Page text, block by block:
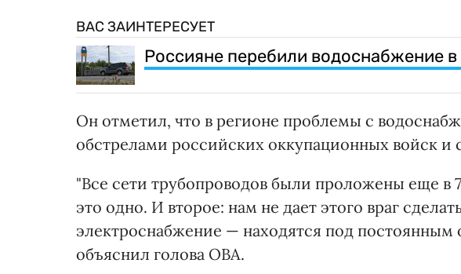
ВАС ЗАИНТЕРЕСУЕТ
Россияне перебили водоснабжение
Он отметил, что в регионе проблемы с
обстрелами российских оккупационных войск и
"Все сети трубопроводов были проложены еще в
это одно. И второе: нам не дает этого враг
электроснабжение — находятся под постоянным
объяснил голова ОВА.